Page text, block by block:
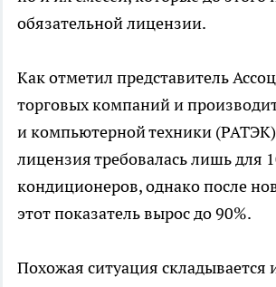
обязательной лицензии.
Как отметил представитель
торговых компаний и
и компьютерной техники
лицензия требовалась лишь для
кондиционеров, однако после
этот показатель вырос до 90%.
Похожая ситуация складывается